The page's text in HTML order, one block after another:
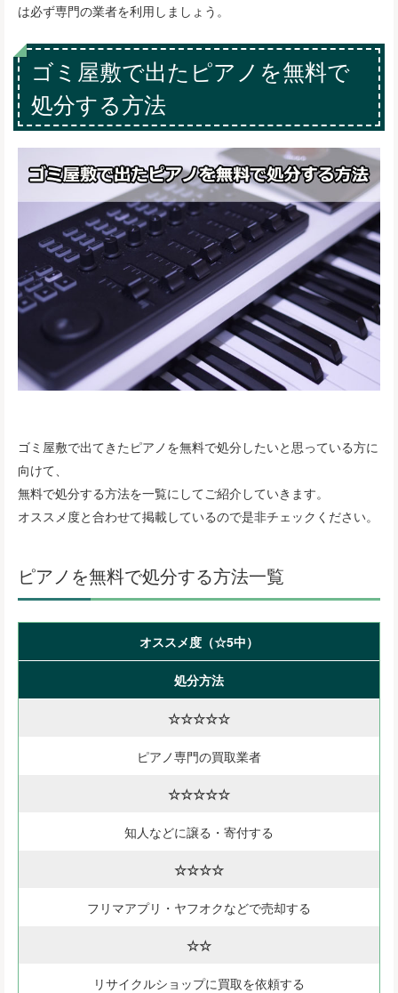
は必ず専門の業者を利用しましょう。
ゴミ屋敷で出たピアノを無料で
処分する方法
ゴミ屋敷で出てきたピアノを無料で処分したいと思っている方に
向けて、
無料で処分する方法を一覧にしてご紹介していきます。
オススメ度と合わせて掲載しているので是非チェックください。
ピアノを無料で処分する方法一覧
オススメ度（☆5中）
処分方法
☆☆☆☆☆
ピアノ専門の買取業者
☆☆☆☆☆
知人などに譲る・寄付する
☆☆☆☆
フリマアプリ・ヤフオクなどで売却する
☆☆
リサイクルショップに買取を依頼する